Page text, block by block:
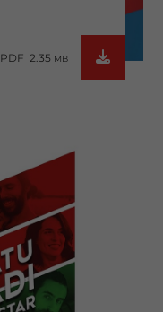
PDF 2.35 MB